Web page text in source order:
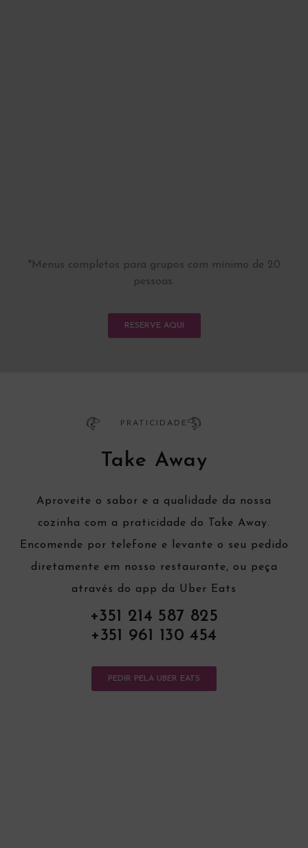
*Menus completos para grupos com mínimo de 20
pessoas.
RESERVE AQUI
PRATICIDADE
Take Away
Aproveite o sabor e a qualidade da nossa
cozinha com a praticidade do Take Away.
Encomende por telefone e levante o seu pedido
diretamente em nosso restaurante, ou peça
através do app da Uber Eats
+351 214 587 825
+351 961 130 454
PEDIR PELA UBER EATS